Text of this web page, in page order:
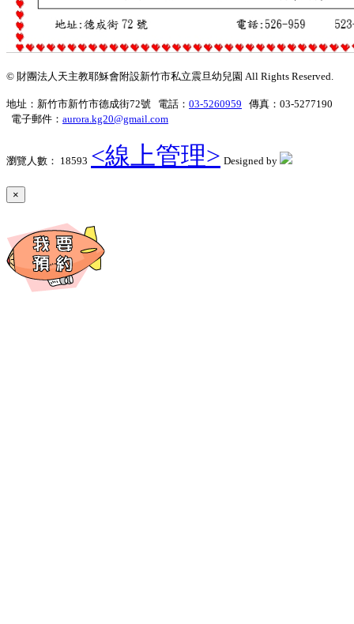
© 財團法人天主教耶穌會附設新竹市私立震旦幼兒園 All Rights Reserved.
地址：新竹市新竹市德成街72號 電話： 03-5260959 傳真：03-5277190
電子郵件： aurora.kg20@gmail.com
瀏覽人數： 18593 <線上管理> Designed by
×